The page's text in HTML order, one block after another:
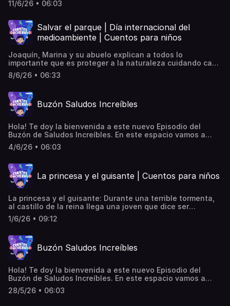
manera al azar. Atención que podrías escuchar el tuyo. Si
cuentosincreibles.com y escucha, conmigo, la magia de tu
propia voz… ¡Hasta muy pronto!
11/6/26 • 06:03
Salvar el parque | Día internacional del
medioambiente | Cuentos para niños
Joaquín, Marina y su abuelo explican a todos lo
importante que es proteger a la naturaleza cuidando cada
rincón del planeta.
8/6/26 • 06:33
Buzón Saludos Increíbles
Hola! Te doy la bienvenida a este nuevo Episodio del
Buzón de Saludos Increíbles. En este espacio vamos a
escuchar algunos de los saludos que me han mandado de
manera al azar. Atención que podrías escuchar el tuyo. Si
cuentosincreibles.com y escucha, conmigo, la magia de tu
propia voz… ¡Hasta muy pronto!
4/6/26 • 06:03
La princesa y el guisante | Cuentos para niños
La princesa y el guisante: Durante una terrible tormenta,
al castillo de la reina llega una joven que dice ser
princesa, pero la reina no le cree y le pone una prueba
para descubrir la verdad.
1/6/26 • 09:12
Buzón Saludos Increíbles
Hola! Te doy la bienvenida a este nuevo Episodio del
Buzón de Saludos Increíbles. En este espacio vamos a
escuchar algunos de los saludos que me han mandado de
manera al azar. Atención que podrías escuchar el tuyo. Si
28/5/26 • 06:03